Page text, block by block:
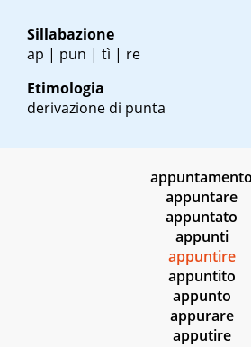
Sillabazione
ap | pun | tì | re
Etimologia
derivazione di punta
appuntamento
appuntare
appuntato
appunti
appuntire
appuntito
appunto
appurare
apputire